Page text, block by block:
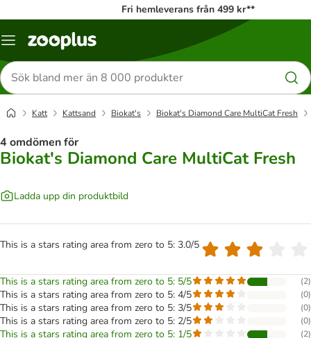
Fri hemleverans från 499 kr**
Katalogmeny
Sök
efter
produkter
Katt Kattsand Biokat's Biokat's Diamond Care MultiCat Fresh
4 omdömen för
Biokat's Diamond Care MultiCat Fresh
Ladda upp din produktbild
This is a stars rating area from zero to 5: 3.0/5
This is a stars rating area from zero to 5: 5/5 (2)
This is a stars rating area from zero to 5: 4/5 (0)
This is a stars rating area from zero to 5: 3/5 (0)
This is a stars rating area from zero to 5: 2/5 (0)
This is a stars rating area from zero to 5: 1/5 (2)